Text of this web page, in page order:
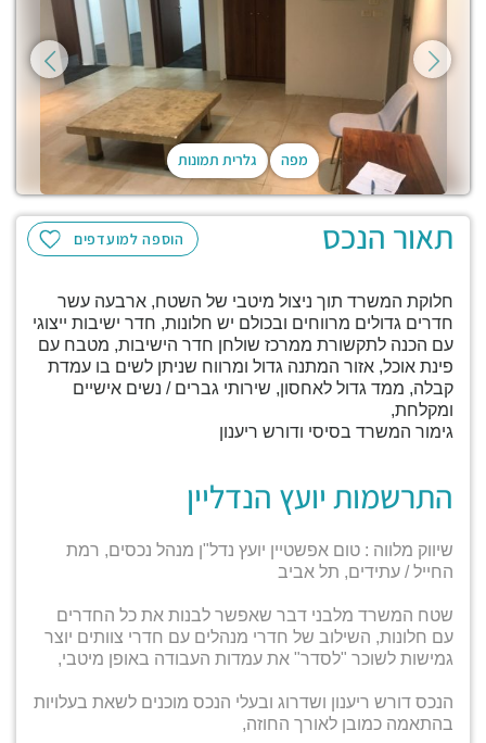
מפה גלרית תמונות
הוספה למועדפים תאור הנכס
חלוקת המשרד תוך ניצול מיטבי של השטח, ארבעה עשר
חדרים גדולים מרווחים ובכולם יש חלונות, חדר ישיבות ייצוגי
עם הכנה לתקשורת ממרכז שולחן חדר הישיבות, מטבח עם
פינת אוכל, אזור המתנה גדול ומרווח שניתן לשים בו עמדת
קבלה, ממד גדול לאחסון, שירותי גברים / נשים אישיים
ומקלחת,
גימור המשרד בסיסי ודורש ריענון
התרשמות יועץ הנדליין
שיווק מלווה : טום אפשטיין יועץ נדל"ן מנהל נכסים, רמת
החייל / עתידים, תל אביב
שטח המשרד מלבני דבר שאפשר לבנות את כל החדרים
עם חלונות, השילוב של חדרי מנהלים עם חדרי צוותים יוצר
גמישות לשוכר "לסדר" את עמדות העבודה באופן מיטבי,
הנכס דורש ריענון ושדרוג ובעלי הנכס מוכנים לשאת בעלויות
בהתאמה כמובן לאורך החוזה,